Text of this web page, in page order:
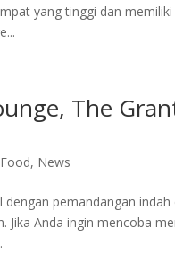
yang tinggi dan
The
Food, News
pemandangan
Anda ingin mencoba